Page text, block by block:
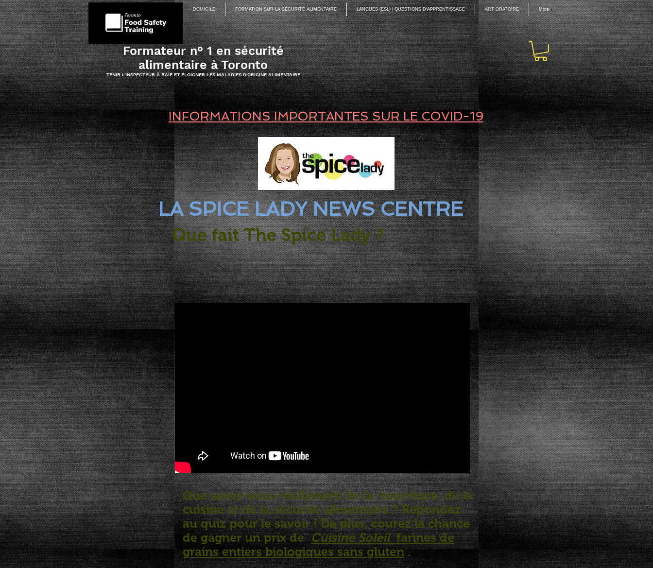
DOMICILE FORMATION SUR LA SÉCURITÉ ALIMENTAIRE LANGUES (ESL) | QUESTIONS D'APPRENTISSAGE ART ORATOIRE More
Formateur n° 1 en sécurité
alimentaire à Toronto
TENIR L'INSPECTEUR À BAIE ET ÉLOIGNER LES MALADIES D'ORIGINE ALIMENTAIRE
INFORMATIONS IMPORTANTES SUR LE COVID-19
LA SPICE LADY NEWS CENTRE
Que fait The Spice Lady ?
Que savez-vous réellement de la nourriture, de la
cuisine et de la sécurité alimentaire ? Répondez
au quiz pour le savoir ! De plus, courez la chance
de gagner un prix deCuisine Soleilfarines de
grains entiers biologiques sans gluten.